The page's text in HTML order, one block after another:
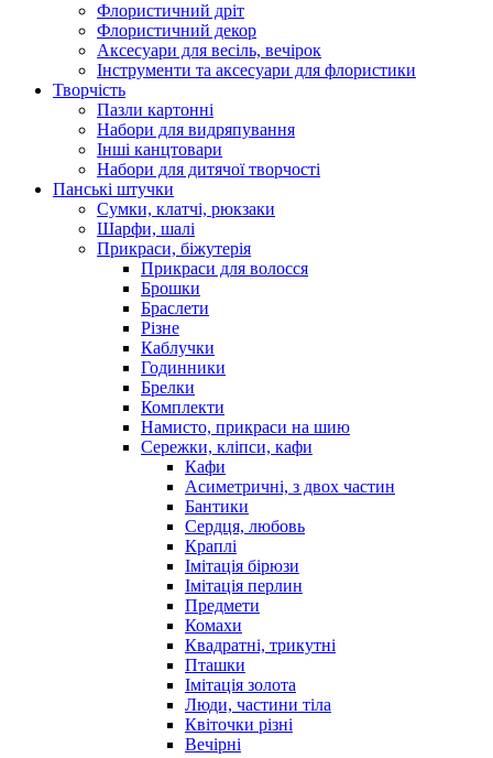
Флористичний дріт
Флористичний декор
Аксесуари для весіль, вечірок
Інструменти та аксесуари для флористики
Творчість
Пазли картонні
Набори для видряпування
Інші канцтовари
Набори для дитячої творчості
Панські штучки
Сумки, клатчі, рюкзаки
Шарфи, шалі
Прикраси, біжутерія
Прикраси для волосся
Брошки
Браслети
Різне
Каблучки
Годинники
Брелки
Комплекти
Намисто, прикраси на шию
Сережки, кліпси, кафи
Кафи
Асиметричні, з двох частин
Бантики
Сердця, любовь
Краплі
Імітація бірюзи
Імітація перлин
Предмети
Комахи
Квадратні, трикутні
Пташки
Імітація золота
Люди, частини тіла
Квіточки різні
Вечірні